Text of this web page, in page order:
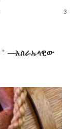
* —እስራኤላዊው